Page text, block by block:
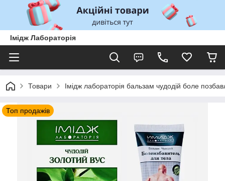
Імідж Лабораторія
Товари Імідж лабораторія бальзам чудодій боле
Топ продажів